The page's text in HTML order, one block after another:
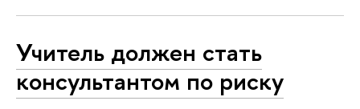
Учитель должен стать
консультантом по риску